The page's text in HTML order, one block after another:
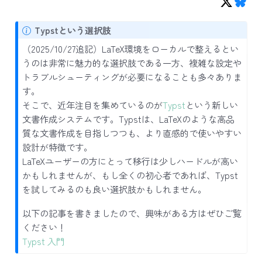
N
o
t
e
Typstという選択肢
（2025/10/27追記）LaTeX環境をローカルで整えるとい
うのは非常に魅力的な選択肢である一方、複雑な設定や
トラブルシューティングが必要になることも多々ありま
す。
そこで、近年注目を集めているのがTypst という新しい
文書作成システムです。Typstは、LaTeXのような高品
質な文書作成を目指しつつも、より直感的で使いやすい
設計が特徴です。
LaTeXユーザーの方にとって移行は少しハードルが高い
かもしれませんが、もし全くの初心者であれば、Typst
を試してみるのも良い選択肢かもしれません。
以下の記事を書きましたので、興味がある方はぜひご覧
ください！
Typst 入門